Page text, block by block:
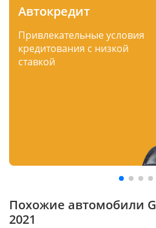
Автокредит
Привлекательные условия
кредитования с низкой
ставкой
Похожие автомобили
2021